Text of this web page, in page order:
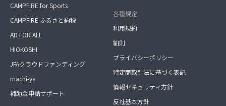
CAMPFIRE for Sports
CAMPFIRE ふるさと納税
AD FOR ALL
HIOKOSHI
JFAクラウドファンディング
machi-ya
補助金申請サポート
各種規定
利用規約
細則
プライバシーポリシー
特定商取引法に基づく表記
情報セキュリティ方針
反社基本方針